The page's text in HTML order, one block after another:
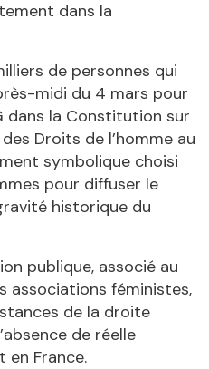
dans la
de personnes qui
midi du 4 mars pour
dans la Constitution sur
Droits de l’homme au
symbolique choisi
pour diffuser le
historique du
publique, associé au
associations féministes,
de la droite
de réelle
en France.